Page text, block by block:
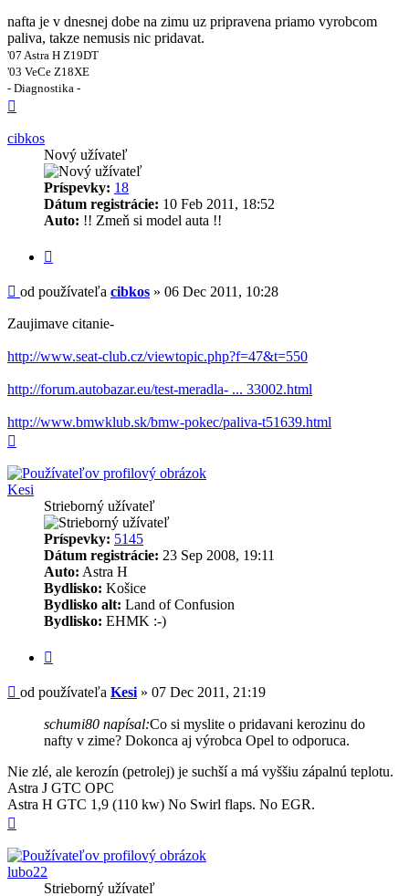
nafta je v dnesnej dobe na zimu uz pripravena priamo vyrobcom
paliva, takze nemusis nic pridavat.
'07 Astra H Z19DT
'03 VeCe Z18XE
- Diagnostika -
cibkos
Nový užívateľ
Príspevky: 18
Dátum registrácie: 10 Feb 2011, 18:52
Auto: !! Zmeň si model auta !!
Príspevok
od používateľa cibkos » 06 Dec 2011, 10:28
Zaujimave citanie-
http://www.seat-club.cz/viewtopic.php?f=47&t=550
http://forum.autobazar.eu/test-meradla- ... 33002.html
http://www.bmwklub.sk/bmw-pokec/paliva-t51639.html
Kesi
Strieborný užívateľ
Príspevky: 5145
Dátum registrácie: 23 Sep 2008, 19:11
Auto: Astra H
Bydlisko: Košice
Bydlisko alt: Land of Confusion
Bydlisko: EHMK :-)
Príspevok
od používateľa Kesi » 07 Dec 2011, 21:19
schumi80 napísal:Co si myslite o pridavani kerozinu do
nafty v zime? Dokonca aj výrobca Opel to odporuca.
Nie zlé, ale kerozín (petrolej) je suchší a má vyššiu zápalnú teplotu.
Astra J GTC OPC
Astra H GTC 1,9 (110 kw) No Swirl flaps. No EGR.
lubo22
Strieborný užívateľ